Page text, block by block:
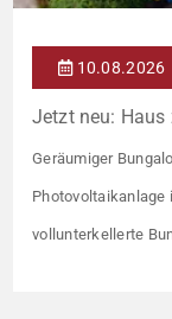
10.08.2026
Jetzt neu:
Geräumiger
Photovoltaikanlage
vollunterkellerte